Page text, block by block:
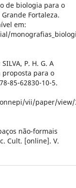
de biologia para o
Fortaleza.
em:
P. H. G. A
para o
85-62830-10-5.
vii/paper/view/
não-formais
Cult. [online]. V.